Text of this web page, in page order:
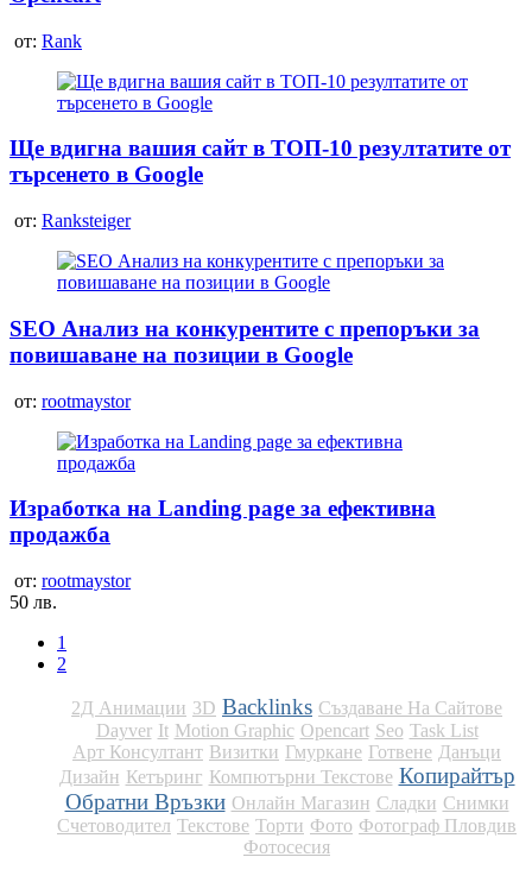
от: Rank
Ще вдигна вашия сайт в ТОП-10 резултатите от
търсенето в Google
от: Ranksteiger
SEO Анализ на конкурентите с препоръки за
повишаване на позиции в Google
от: rootmaystor
Изработка на Landing page за ефективна
продажба
от: rootmaystor
50 лв.
1
2
2Д Анимации 3D Backlinks Cъздаване На Сайтове
Dayver It Motion Graphic Opencart Seo Task List
Арт Консултант Визитки Гмуркане Готвене Данъци
Дизайн Кетъринг Компютърни Текстове Копирайтър
Обратни Връзки Онлайн Магазин Сладки Снимки
Счетоводител Текстове Торти Фото Фотограф Пловдив
Фотосесия